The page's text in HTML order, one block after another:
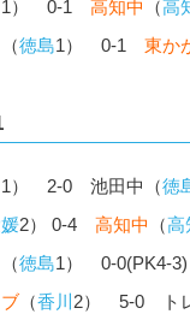
1） 0-1 高知中 （高
徳島1） 0-1 東か
1） 2-0 池田中（徳
2） 0-4 高知中 （高
（徳島1） 0-0(PK4-3)
（香川 2） 5-0 ト